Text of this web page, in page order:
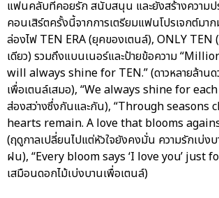
แฟนคลับที่คอยรัก สนับสนุน และยังสร้างความปร
คอนเสิร์ตครั้งนี้จากการเตรียมแฟนโปรเจกต์มา
ล่องไฟ TEN ERA (ยุคของเตนล์), ONLY TEN
เดียว) รวมถึงแบนเนอร์และป้ายข้อความ
will always shine for TEN.” (ดาวหลายล้านด
เพื่อเตนล์เสมอ), “We always shine for each
ส่องสว่างซึ่งกันและกัน), “Through seasons
hearts remain. A love that blooms
(ฤดูกาลเปลี่ยนไปแต่หัวใจยังคงมั่น ความรักเบ่ง
ฝน), “Every bloom says ‘I love you’ just
เสมือนดอกไม้เบ่งบานเพื่อเตนล์)